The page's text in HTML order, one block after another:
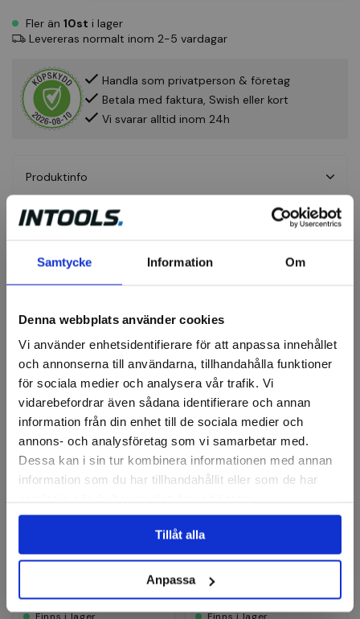
Samtycke Information Om
Denna webbplats använder cookies
Vi använder enhetsidentifierare för att anpassa innehållet
och annonserna till användarna, tillhandahålla funktioner
för sociala medier och analysera vår trafik. Vi
vidarebefordrar även sådana identifierare och annan
information från din enhet till de sociala medier och
annons- och analysföretag som vi samarbetar med.
Dessa kan i sin tur kombinera informationen med annan
information som du har tillhandahållit eller som de har
Tillåt alla
Anpassa
Fler än 10st i lager
Levereras normalt inom 2-5 vardagar
Handla som privatperson & företag
Betala med faktura, Swish eller kort
Vi svarar alltid inom 24h
Produktinfo
Fråga om produkt
Recensioner
226 kr
Finns i lager
65x0,35mm tvinnad
358 kr
Finns i lager